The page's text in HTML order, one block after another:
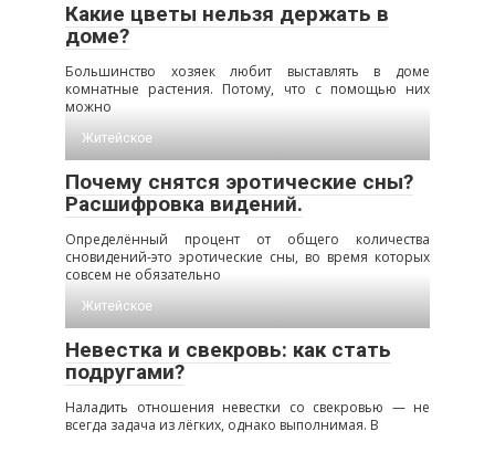
Какие цветы нельзя держать в
доме?
Большинство хозяек любит выставлять в доме
комнатные растения. Потому, что с помощью них
можно
Житейское
Почему снятся эротические сны?
Расшифровка видений.
Определённый процент от общего количества
сновидений-это эротические сны, во время которых
совсем не обязательно
Житейское
Невестка и свекровь: как стать
подругами?
Наладить отношения невестки со свекровью — не
всегда задача из лёгких, однако выполнимая. В